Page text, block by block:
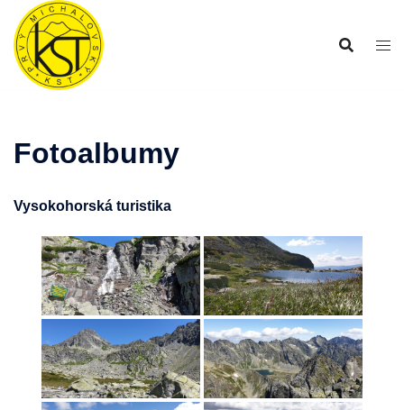
Preskočiť
obsah
Fotoalbumy
Vysokohorská turistika